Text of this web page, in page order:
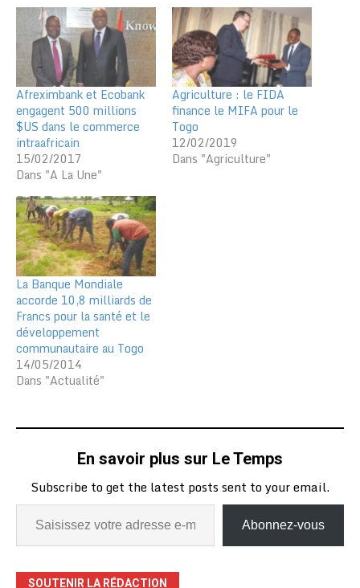
Afreximbank et Ecobank
engagent 500 millions
$US dans le commerce
intraafricain
15/02/2017
Dans "A La Une"
Agriculture : le FIDA
finance le MIFA pour le
Togo
12/02/2019
Dans "Agriculture"
La Banque Mondiale
accorde 10,8 milliards de
Francs pour la santé et le
développement
communautaire au Togo
14/05/2014
Dans "Actualité"
En savoir plus sur Le Temps
Subscribe to get the latest posts sent to your email.
Abonnez-vous
SOUTENIR LA RÉDACTION